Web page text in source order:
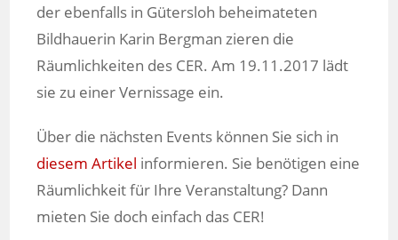
der ebenfalls in Gütersloh beheimateten
Bildhauerin Karin Bergman zieren die
Räumlichkeiten des CER. Am 19.11.2017 lädt
sie zu einer Vernissage ein.
Über die nächsten Events können Sie sich in
diesem Artikel informieren. Sie benötigen eine
Räumlichkeit für Ihre Veranstaltung? Dann
mieten Sie doch einfach das CER!